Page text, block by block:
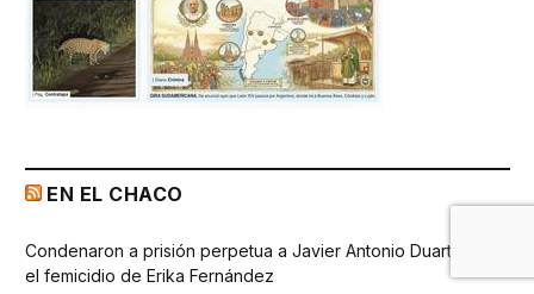
EN EL CHACO
Condenaron a prisión perpetua a Javier Antonio Duarte por
el femicidio de Erika Fernández